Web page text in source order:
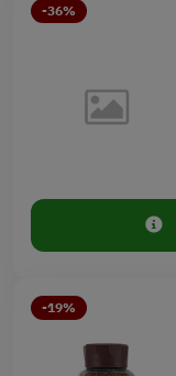
-36%
-19%